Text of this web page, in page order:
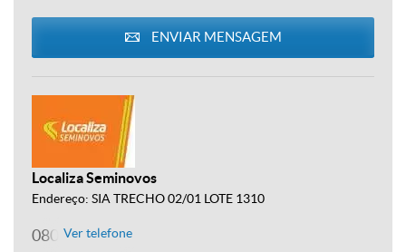
ENVIAR MENSAGEM
Localiza Seminovos
Endereço: SIA TRECHO 02/01 LOTE 1310
0800 200 2000
Ver telefone